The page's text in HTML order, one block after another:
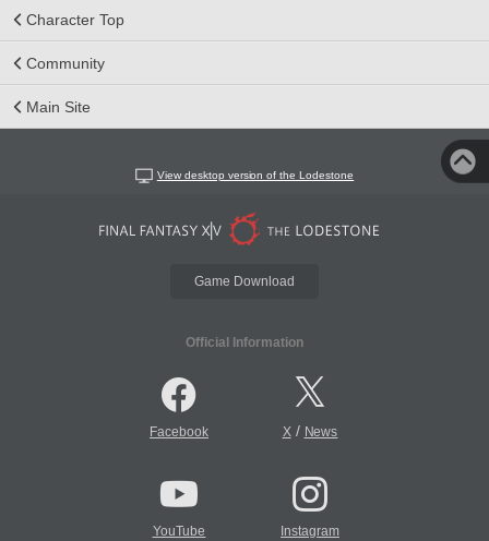
Character Top
Community
Main Site
View desktop version of the Lodestone
Game Download
Official Information
Facebook X/ News
YouTube Instagram